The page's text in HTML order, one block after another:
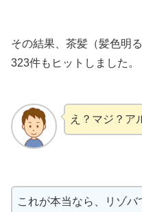
その結果、茶髪（髪色明
323件もヒットしました。
え？マジ？ア
これが本当なら、リゾバ